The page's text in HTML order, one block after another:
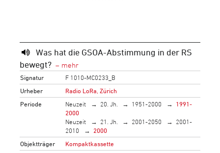
Was hat die GSOA-Abstimmung in der RS
bewegt?
Signatur
F 1010-MC0233_B
Urheber
Radio LoRa, Zürich
Periode
Neuzeit 20. Jh. 1951-2000
1991-
2000
Neuzeit
21. Jh. 2001-2050
2001-
2010
2000
Objektträger
Kompaktkassette